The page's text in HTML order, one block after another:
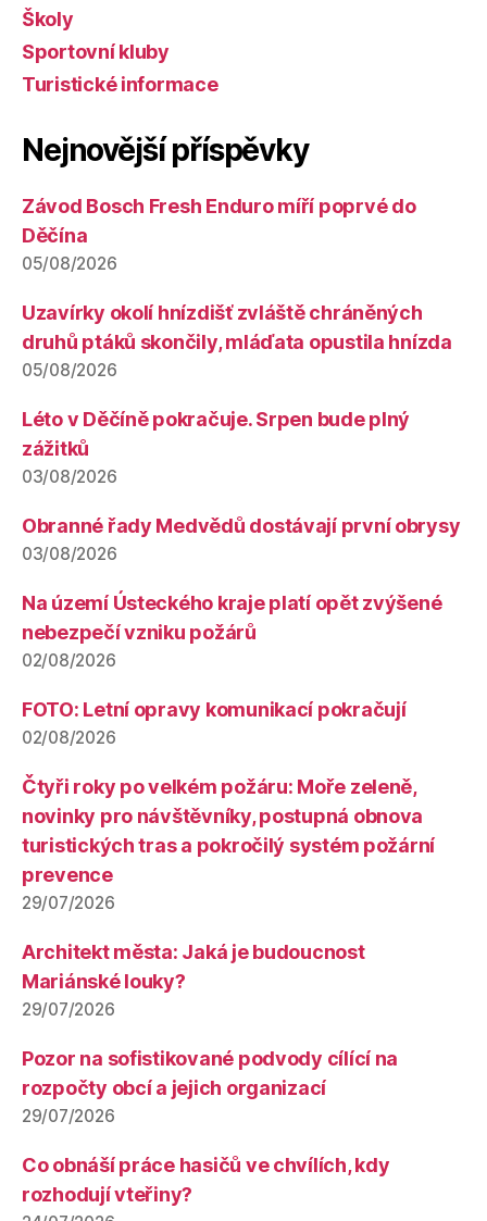
Školy
Sportovní kluby
Turistické informace
Nejnovější příspěvky
Závod Bosch Fresh Enduro míří poprvé do
Děčína
05/08/2026
Uzavírky okolí hnízdišť zvláště chráněných
druhů ptáků skončily, mláďata opustila hnízda
05/08/2026
Léto v Děčíně pokračuje. Srpen bude plný
zážitků
03/08/2026
Obranné řady Medvědů dostávají první obrysy
03/08/2026
Na území Ústeckého kraje platí opět zvýšené
nebezpečí vzniku požárů
02/08/2026
FOTO: Letní opravy komunikací pokračují
02/08/2026
Čtyři roky po velkém požáru: Moře zeleně,
novinky pro návštěvníky, postupná obnova
turistických tras a pokročilý systém požární
prevence
29/07/2026
Architekt města: Jaká je budoucnost
Mariánské louky?
29/07/2026
Pozor na sofistikované podvody cílící na
rozpočty obcí a jejich organizací
29/07/2026
Co obnáší práce hasičů ve chvílích, kdy
rozhodují vteřiny?